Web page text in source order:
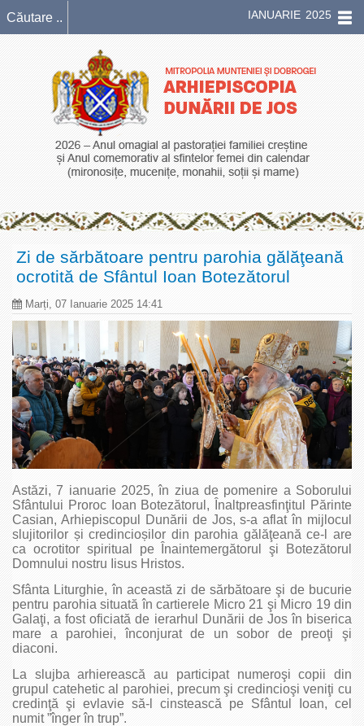
IANUARIE 2025
Zi de sărbătoare pentru parohia gălăţeană
ocrotită de Sfântul Ioan Botezătorul
Marți, 07 Ianuarie 2025 14:41
Astăzi, 7 ianuarie 2025, în ziua de pomenire a Soborului
Sfântului Proroc Ioan Botezătorul, Înaltpreasfinţitul Părinte
Casian, Arhiepiscopul Dunării de Jos, s-a aflat în mijlocul
slujitorilor și credincioșilor din parohia gălăţeană ce-l are
ca ocrotitor spiritual pe Înaintemergătorul şi Botezătorul
Domnului nostru Iisus Hristos.
Sfânta Liturghie, în această zi de sărbătoare şi de bucurie
pentru parohia situată în cartierele Micro 21 şi Micro 19 din
Galaţi, a fost oficiată de ierarhul Dunării de Jos în biserica
mare a parohiei, înconjurat de un sobor de preoţi şi
diaconi.
La slujba arhierească au participat numeroşi copii din
grupul catehetic al parohiei, precum şi credincioşi veniţi cu
credinţă şi evlavie să-l cinstească pe Sfântul Ioan, cel
numit ”înger în trup”.